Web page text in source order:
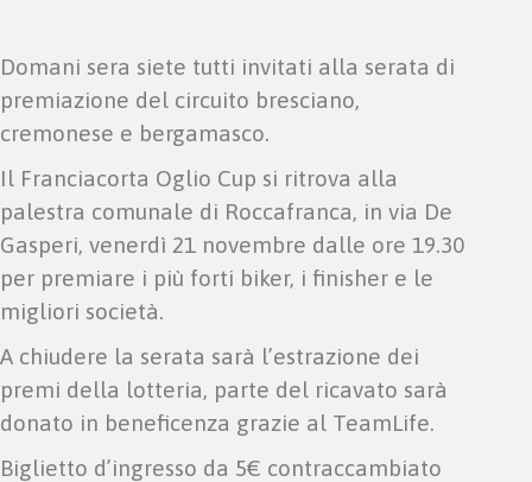
Domani sera siete tutti invitati alla serata di
premiazione del circuito bresciano,
cremonese e bergamasco.
Il Franciacorta Oglio Cup si ritrova alla
palestra comunale di Roccafranca, in via De
Gasperi, venerdì 21 novembre dalle ore 19.30
per premiare i più forti biker, i finisher e le
migliori società.
A chiudere la serata sarà l’estrazione dei
premi della lotteria, parte del ricavato sarà
donato in beneficenza grazie al TeamLife.
Biglietto d’ingresso da 5€ contraccambiato